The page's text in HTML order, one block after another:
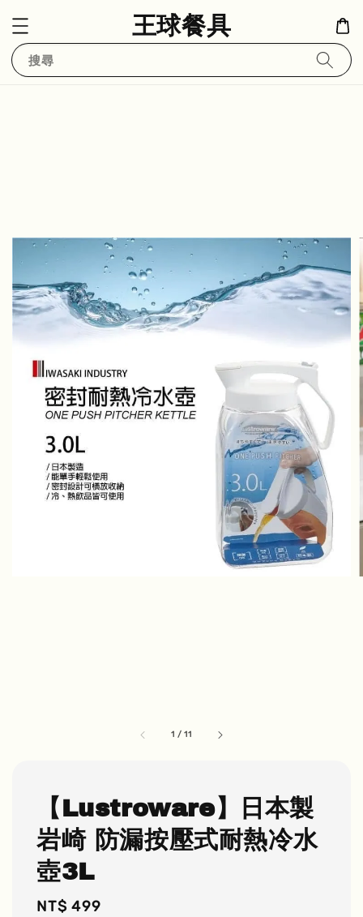
王球餐具
搜尋
1 /11
【Lustroware】日本製
岩崎 防漏按壓式耐熱冷水
壺3L
Regular
NT$ 499